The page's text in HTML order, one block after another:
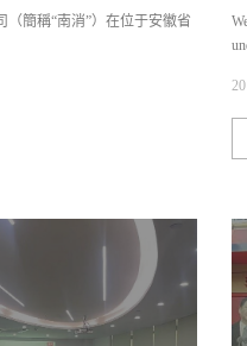
變真火試驗圓滿成
（簡稱“南消”）在位于安徽省
變模型的固定式壓縮空氣泡
，進一步驗證了該系統的高效
高壓直流輸電工程中的核
學、應急管理部上海消防研
，供應鏈總經理王貴濤及技
對試驗的高度重視及對系統
統已歷經嚴格的冷噴試驗階
泡沫混合比、氣液比及響應